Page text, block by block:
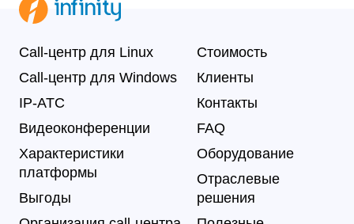
Call-центр для Linux
Call-центр для Windows
IP-АТС
Видеоконференции
Характеристики
платформы
Выгоды
Стоимость
Клиенты
Контакты
FAQ
Оборудование
Отраслевые
решения